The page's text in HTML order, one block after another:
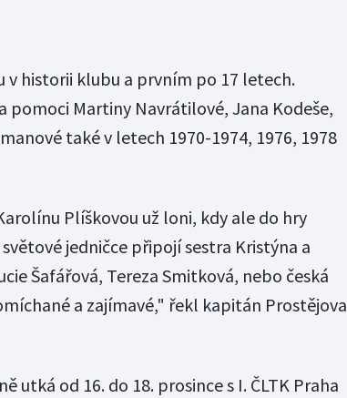
historii klubu a prvním po 17 letech.
Martiny Navrátilové, Jana Kodeše,
také v letech 1970-1974, 1976, 1978
Plíškovou už loni, kdy ale do hry
jedničce připojí sestra Kristýna a
Šafářová, Tereza Smitková, nebo česká
a zajímavé," řekl kapitán Prostějova
utká od 16. do 18. prosince s I. ČLTK Praha